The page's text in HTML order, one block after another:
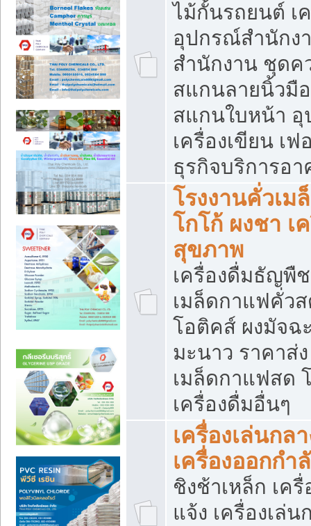
ไม้กั้นรถยนต์ เ
อุปกรณ์สำนักง
สำนักงาน ชุดค
สแกนลายนิ้วมื
สแกนใบหน้า
เครื่องเขียน เ
ธุรกิจบริการอ
โรงงานคั่วเม
โกโก้ ผงชา เ
สุขภาพ
เครื่องดื่มธัญพื
เมล็ดกาแฟคั่ว
โอติคส์ ผงมัจฉ
มะนาว ราคาส่
เมล็ดกาแฟสด
เครื่องดื่มอื่นๆ
เครื่องเล่นกล
เครื่องออกกำ
ชิงช้าเหล็ก เค
แจ้ง เครื่องเล่น